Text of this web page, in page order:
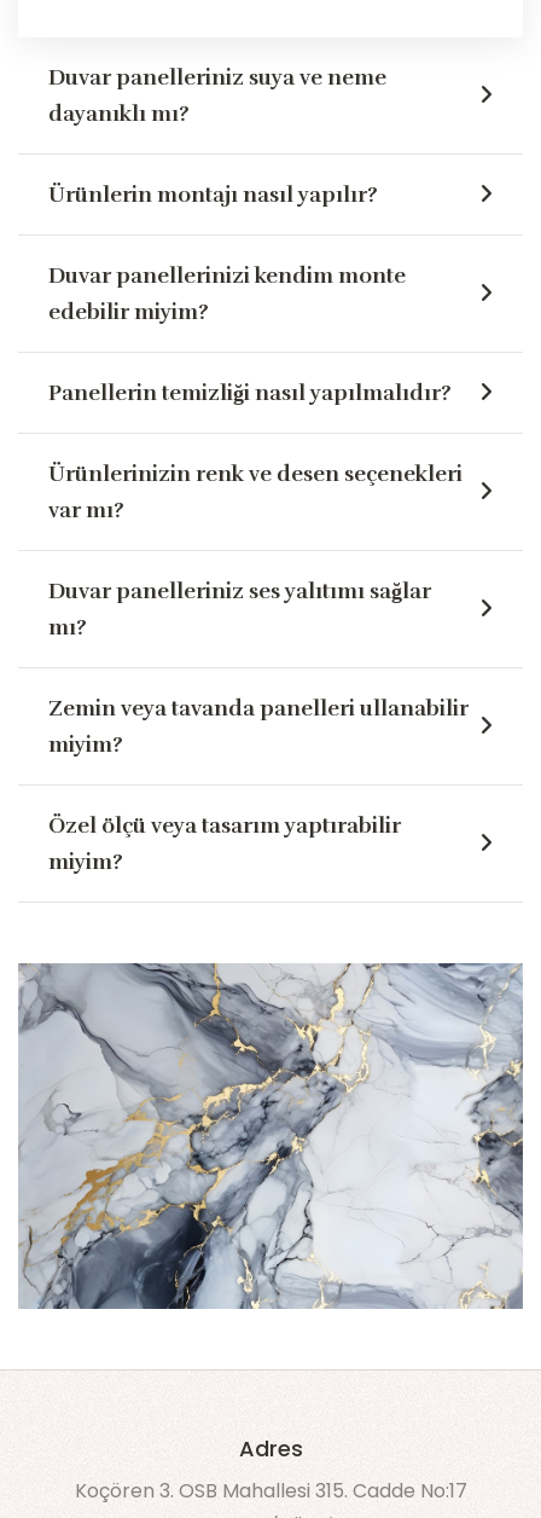
Duvar panelleriniz suya ve neme
dayanıklı mı?
Ürünlerin montajı nasıl yapılır?
Duvar panellerinizi kendim monte
edebilir miyim?
Panellerin temizliği nasıl yapılmalıdır?
Ürünlerinizin renk ve desen seçenekleri
var mı?
Duvar panelleriniz ses yalıtımı sağlar
mı?
Zemin veya tavanda panelleri ullanabilir
miyim?
Özel ölçü veya tasarım yaptırabilir
miyim?
Adres
Koçören 3. OSB Mahallesi 315. Cadde No:17